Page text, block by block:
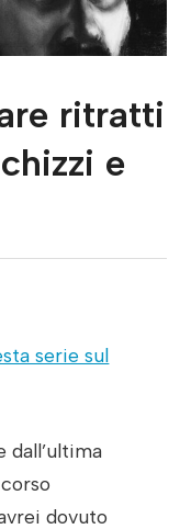
ritratti
e
serie sul
dall’ultima
dovuto